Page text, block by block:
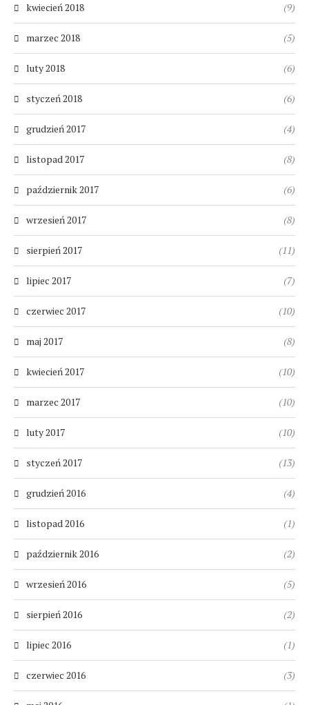
kwiecień 2018 (9)
marzec 2018 (5)
luty 2018 (6)
styczeń 2018 (6)
grudzień 2017 (4)
listopad 2017 (8)
październik 2017 (6)
wrzesień 2017 (8)
sierpień 2017 (11)
lipiec 2017 (7)
czerwiec 2017 (10)
maj 2017 (8)
kwiecień 2017 (10)
marzec 2017 (10)
luty 2017 (10)
styczeń 2017 (13)
grudzień 2016 (4)
listopad 2016 (1)
październik 2016 (2)
wrzesień 2016 (5)
sierpień 2016 (2)
lipiec 2016 (1)
czerwiec 2016 (3)